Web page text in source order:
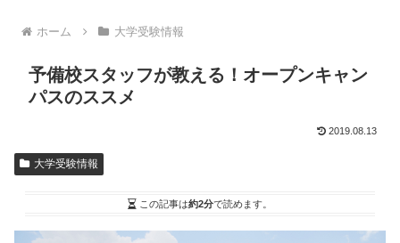
ホーム 大学受験情報
予備校スタッフが教える！オープンキャン
パスのススメ
2019.08.13
大学受験情報
この記事は約2分で読めます。